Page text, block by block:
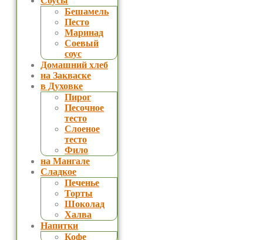
Бешамель
Песто
Маринад
Соевый
соус
Домашний хлеб
на Закваске
в Духовке
Пирог
Песочное
тесто
Слоеное
тесто
Фило
на Мангале
Сладкое
Печенье
Торты
Шоколад
Халва
Напитки
Кофе